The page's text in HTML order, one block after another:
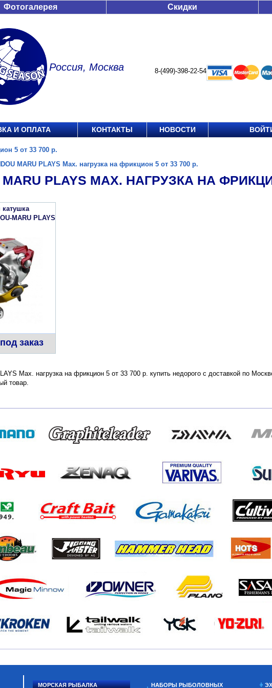
Фотогалерея Скидки
Россия, Москва 8-(499)-398-22-54
И ОПЛАТА КОНТАКТЫ НОВОСТИ
5 от 33 700 р.
MARU PLAYS Max. нагрузка на фрикцион 5 от 33 700 р.
MARU PLAYS MAX. НАГРУЗКА НА
катушка
MARU PLAYS
под заказ
Max. нагрузка на фрикцион 5 от 33 700 р. купить недорого с доставкой по
товар.
МОРСКАЯ РЫБАЛКА НАБОРЫ РЫБОЛОВНЫХ